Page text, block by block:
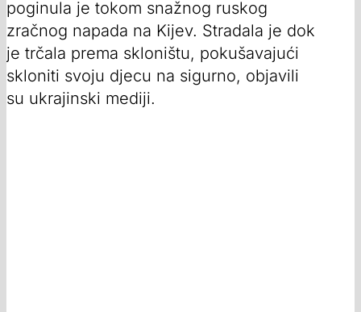
poginula je tokom snažnog ruskog
zračnog napada na Kijev. Stradala je dok
je trčala prema skloništu, pokušavajući
skloniti svoju djecu na sigurno, objavili
su ukrajinski mediji.